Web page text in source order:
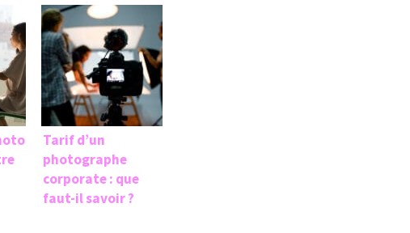
Tarif d’un
photographe
corporate : que
faut-il savoir ?